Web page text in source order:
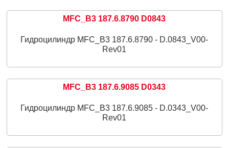
MFC_B3 187.6.8790 D0843
Гидроцилиндр MFC_B3 187.6.8790 - D.0843_V00-
Rev01
MFC_B3 187.6.9085 D0343
Гидроцилиндр MFC_B3 187.6.9085 - D.0343_V00-
Rev01